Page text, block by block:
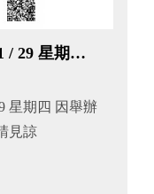
【 門診休診公告】 2026 / 01 / 29 星期四 因舉辦員工尾牙 休診1日
敬請見諒